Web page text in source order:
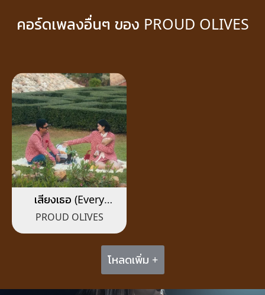
คอร์ดเพลงอื่นๆ ของ PROUD OLIVES
เสียงเธอ (Every
Morning)
PROUD OLIVES
โหลดเพิ่ม +